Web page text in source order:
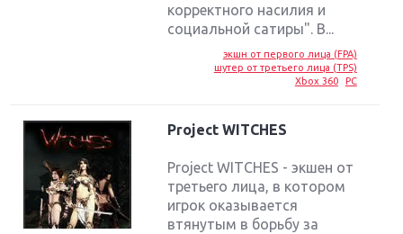
корректного насилия и
социальной сатиры". В...
экшн от первого лица (FPA)
шутер от третьего лица (TPS)
Xbox 360
PC
Project WITCHES
Project WITCHES - экшен от
третьего лица, в котором
игрок оказывается
втянутым в борьбу за